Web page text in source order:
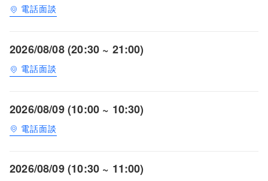
電話面談
2026/08/08 (20:30 ~ 21:00)
電話面談
2026/08/09 (10:00 ~ 10:30)
電話面談
2026/08/09 (10:30 ~ 11:00)